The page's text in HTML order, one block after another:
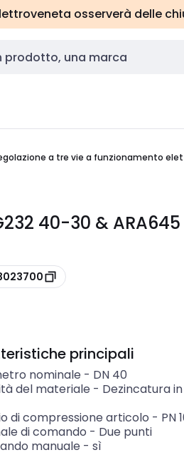
osserverà delle
a tre vie a funzionamento
40-30 & ARA645
principali
nominale - DN 40
del materiale - Dezincatura
di compressione articolo - PN
di comando - Due punti
manuale - sì